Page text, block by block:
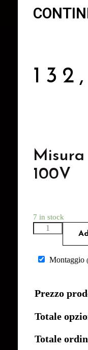
Misura
100V
7 in stock
Montaggio (
Prezzo
Totale
Totale